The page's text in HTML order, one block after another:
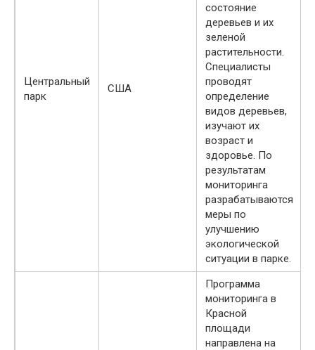
Центральный
парк
США
состояние
деревьев и их
зеленой
растительности.
Специалисты
проводят
определение
видов деревьев,
изучают их
возраст и
здоровье. По
результатам
мониторинга
разрабатываются
меры по
улучшению
экологической
ситуации в парке.
Программа
мониторинга в
Красной
площади
направлена на